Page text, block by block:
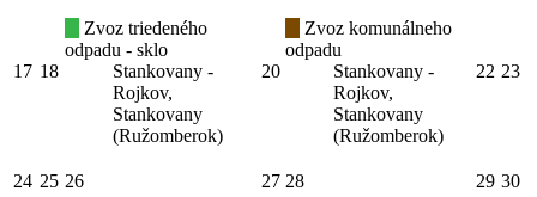
17 18
Zvoz triedeného
odpadu - sklo
Stankovany -
Rojkov,
Stankovany
(Ružomberok)
20
Zvoz komunálneho
odpadu
Stankovany -
Rojkov,
Stankovany
(Ružomberok)
22 23
24 25 26 27 28 29 30